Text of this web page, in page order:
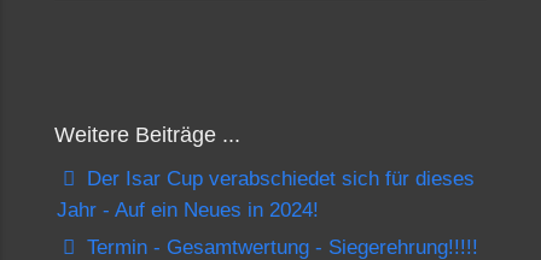
Weitere Beiträge ...
Der Isar Cup verabschiedet sich für dieses
Jahr - Auf ein Neues in 2024!
Termin - Gesamtwertung - Siegerehrung!!!!!